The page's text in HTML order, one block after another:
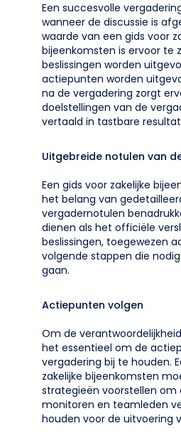
Een succesvolle
wanneer de discussie is
waarde van een gids voor
bijeenkomsten is ervoor te
beslissingen worden
actiepunten worden
na de vergadering zorgt
doelstellingen van de
vertaald in tastbare
Uitgebreide notulen van
Een gids voor zakelijke
het belang van
vergadernotulen
dienen als het officiële
beslissingen, toegewezen
volgende stappen die
gaan.
Actiepunten volgen
Om de
het essentieel om de
vergadering bij te houden.
zakelijke bijeenkomsten
strategieën voorstellen om
monitoren en teamleden
houden voor de uitvoering